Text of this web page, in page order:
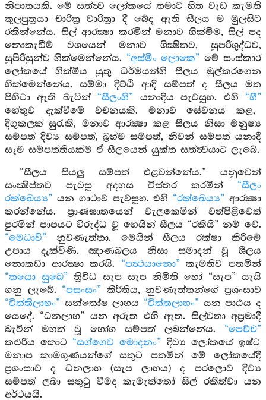
නිපාතයකි. මේ සත්ත්‍ව ලෝකයේ තමාට හිත වැඩ කැමති
කුලපුත්‍රයා චාරිත්‍ර වාරිත්‍රා දී බේද ඇති සීලය ම මුලසිට
රකින්නේය. සිල් ආරක්‍ෂා කරමින් මනාව හික්මීම, සිල් පද
නොකැඩීම් වශයෙන් මනාව ශික්‍ෂිතව, සුපරිශුද්ධව,
සුපිරිසුන්ව හික්මෙන්නේය. “අස්මිං ලොකෙ” මේ සංස්කාර
ලෝකයේ හික්මිය යුතු ධර්මයන්හි සීලය මුල්කරගෙන
හික්මෙන්නේය. සම්මා දිට්ඨි ආදි සම්පත් ද සීලය මත
පිහිටා ඇති බැවින් “සීලංහි” යනාදිය පැවසූහ. එහි “හී”
හේතුව දැක්වීමේ වචනයකි. මනාව සේවනය කළ,
දිගුකලක් සුරැකි, මනාව ආරක්‍ෂා කළ සීලය නිසා මනුෂ්‍ය
සම්පත් දිව්‍ය සම්පත්, බ්‍රහ්ම සම්පත්, නිවන් සම්පත් යනාදී
සෑම සම්පත්තියක්ම ඒ සීලයෙන් යුක්ත සත්ත්‍වයාට ලැබේ.
“සීලය සියලු සම්පත් එළවන්නේය.” යනුවෙන්
සංක්‍ෂිප්තව පැවසූ අදහස විස්තර කරමින් “සීලං
රක්ඛෙය්‍ය” යන ගාථාව පැවසූහ. එහි “රක්ඛෙය්‍ය” ආරක්‍ෂා
කරන්නේය. ප්‍රාණඝාතයෙන් වැලකෙමින් වත්පිළිවෙත්
පුරමින් පාපයට විරුද්ධ වූ හෙයින් සීලය “රකියි” නම් වේ.
“මෙධාවි” නුවණැත්තා. මෙයින් සීලය රක්ෂා කිරීමේ
උපාය දැක්විණි. ඤාණබලය නිසා සමාදන් වූ ශීලය
නොකඩා ආරක්‍ෂා කරයි. “පත්‍ථයානො” කැමතිව පතමින්
“තයො සුඛෙ” ත්‍රිවිධ සැප සැප නිමිති හෝ “සැප” යැයි
ගනු ලැබේ. “පසංසං” කීර්තිය, නුවණැත්තන්ගේ ප්‍රශංසාව
“විත්තිලාභං” සන්තෝෂ ලාභය “විත්තලාභං” යන පාඨය ද
යෙදේ. “ධනලාභ” යන අරුත එහි ඇත. සිල්වතා අප්‍රමාදී
බැවින් මහත් වූ භෝග සම්පත් ලබන්නේය. “පෙච්ච”
කළුරිය කොට “සග්ගෙව මොදනං” දිව්‍ය ලෝකයේ ඉෂ්ට
මනාප කාමගුණයන්ගේ සතුට පතමින් මේ ලෝකයේදී
ප්‍රශංසාව ද ධනලාභ (සැප ලාභය) ද පරලොව දිව්‍ය
සම්පත් ලබා සතුටු වීමද කැමැත්තෝ සිල් රකිත්වා යන
අර්ථයයි.